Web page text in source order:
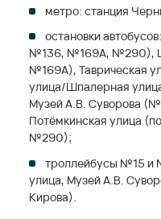
метро: станция
остановки
№136, №169А, №290),
№169А), Таврическая
улица/Шпалерная
Музей А.В. Суворова
Потёмкинская улица
№290);
троллейбусы №15 и
улица, Музей А.В.
Кирова).